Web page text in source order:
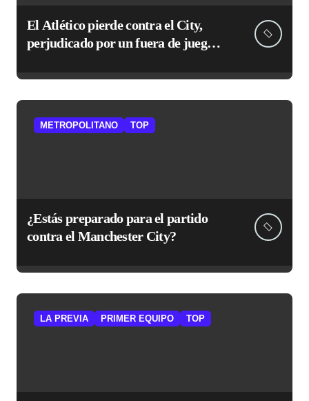
El Atlético pierde contra el City,
perjudicado por un fuera de juego
METROPOLITANO TOP
¿Estás preparado para el partido
contra el Manchester City?
LA PREVIA PRIMER EQUIPO TOP